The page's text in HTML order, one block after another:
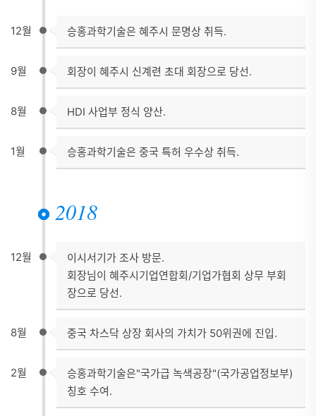
12월 승홍과학기술은 혜주시 문명상 취득.
9월 회장이 혜주시 신계련 초대 회장으로 당선.
8월 HDI 사업부 정식 양산.
1월 승홍과학기술은 중국 특허 우수상 취득.
2018
12월
이시서기가 조사 방문.
회장님이 혜주시기업연합회/기업가협회 상무 부회
장으로 당선.
8월 중국 차스닥 상장 회사의 가치가 50위권에 진입.
2월
승홍과학기술은"국가급 녹색공장"(국가공업정보부)
칭호 수여.